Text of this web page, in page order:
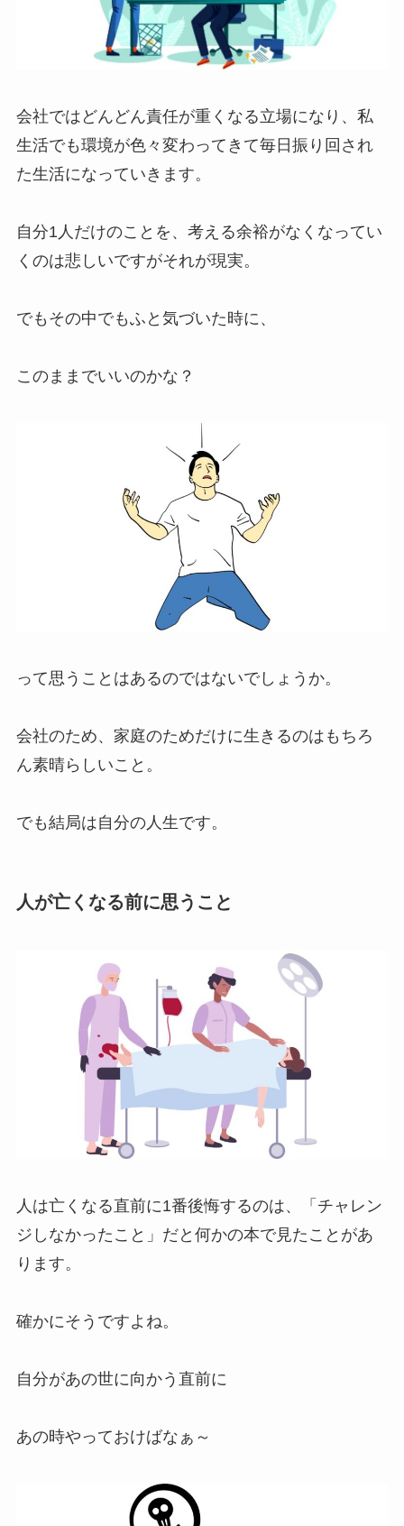
会社ではどんどん責任が重くなる立場になり、私
生活でも環境が色々変わってきて毎日振り回され
た生活になっていきます。
自分1人だけのことを、考える余裕がなくなってい
くのは悲しいですがそれが現実。
でもその中でもふと気づいた時に、
このままでいいのかな？
って思うことはあるのではないでしょうか。
会社のため、家庭のためだけに生きるのはもちろ
ん素晴らしいこと。
でも結局は自分の人生です。
人が亡くなる前に思うこと
人は亡くなる直前に1番後悔するのは、「チャレン
ジしなかったこと」だと何かの本で見たことがあ
ります。
確かにそうですよね。
自分があの世に向かう直前に
あの時やっておけばなぁ～